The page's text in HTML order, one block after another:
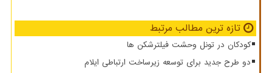
تازه ترین مطالب مرتبط
کودکان در تونل وحشت فیلترشکن ها
دو طرح جدید برای توسعه زیرساخت ارتباطی ایلام